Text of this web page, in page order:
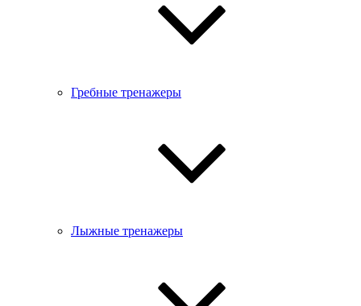
Гребные тренажеры
Лыжные тренажеры